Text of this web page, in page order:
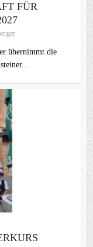
FÜR
übernimmt die